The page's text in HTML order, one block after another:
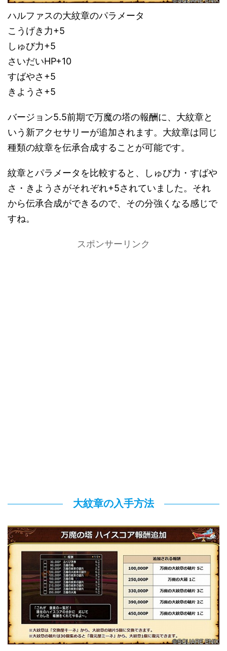
ハルファスの大紋章のパラメータ
こうげき力+5
しゅび力+5
さいだいHP+10
すばやさ+5
きようさ+5
バージョン5.5前期で万魔の塔の報酬に、大紋章と
いう新アクセサリーが追加されます。大紋章は同じ
種類の紋章を伝承合成することが可能です。
紋章とパラメータを比較すると、しゅび力・すばや
さ・きようさがそれぞれ+5されていました。それ
から伝承合成ができるので、その分強くなる感じで
すね。
スポンサーリンク
大紋章の入手方法